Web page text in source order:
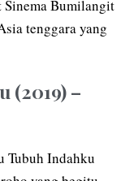
Sinema Bumilangit
tenggara yang
(2019) –
Tubuh Indahku